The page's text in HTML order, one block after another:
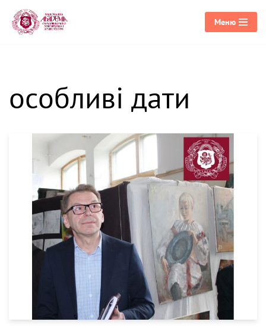
Перейти
Меню
особливі дати